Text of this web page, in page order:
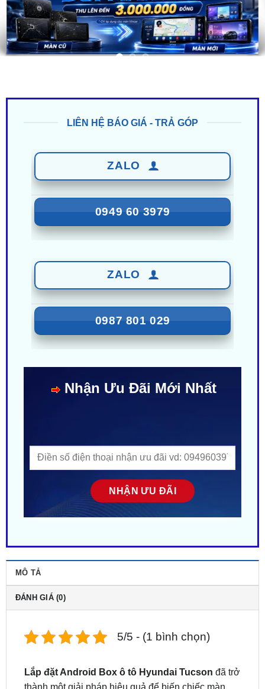
0949 60 3979
0987 801 029
ĐÁNH GIÁ (0)
Lắp đặt Android Box ô tô Hyundai Tucson
hình Zin trên xe thành một hệ thống thông minh, đa
dạng tính năng, mang lại trải nghiệm hoàn toàn mới